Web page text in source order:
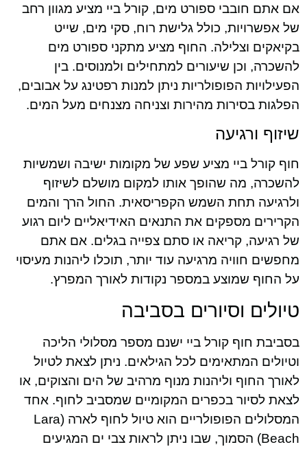
אם אתם חובבי ספורט מים, קורל ביי מציע מגוון רחב
של אפשרויות, כולל גלישת רוח, סקי מים, שייט
בקיאקים וצלילה. החוף מציע מתקני ספורט מים
להשכרה, וכן שיעורים למתחילים ולמנוסים. בין
הפעילויות הפופולריות ניתן למנות רפטינג על אבובים,
הפלגות בסירות מהירות וצניחה מצנחים מעל המים.
שיזוף ורגיעה
חוף קורל ביי מציע שפע של מקומות ישיבה ושמשיות
להשכרה, מה שהופך אותו למקום מושלם לשיזוף
ולרגיעה תחת השמש הקפריסאית. החול הרך והמים
הקרירים מספקים את התנאים האידיאליים ליום רגוע
של רגיעה, קריאה או סתם צפייה בגלים. אם אתם
מחפשים חוויה מרגיעה עוד יותר, תוכלו ליהנות מעיסוי
על החוף שמוצע במספר נקודות לאורך המפרץ.
טיולים וסיורים בסביבה
בסביבת חוף קורל ביי ישנם מספר מסלולי הליכה
וטיולים המתאימים לכל הגילאים. ניתן לצאת לטיול
לאורך החוף וליהנות מנוף מרהיב של הים והצוקים, או
לצאת לסיור בכפרים המקומיים שמסביב לחוף. אחד
המסלולים הפופולריים הוא טיול לחוף לארה (Lara
Beach) הסמוך, שבו ניתן לראות צבי ים המגיעים